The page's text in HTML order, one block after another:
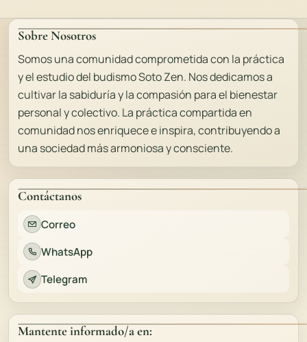
Sobre Nosotros
Somos una comunidad comprometida con la práctica
y el estudio del budismo Soto Zen. Nos dedicamos a
cultivar la sabiduría y la compasión para el bienestar
personal y colectivo. La práctica compartida en
comunidad nos enriquece e inspira, contribuyendo a
una sociedad más armoniosa y consciente.
Contáctanos
Correo
WhatsApp
Telegram
Mantente informado/a en: